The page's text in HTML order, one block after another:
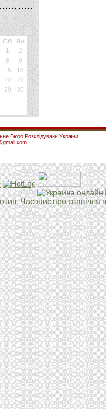
Сб Вс
1
2
8
9
15
16
22
23
29
30
Бюро Розслідувань України